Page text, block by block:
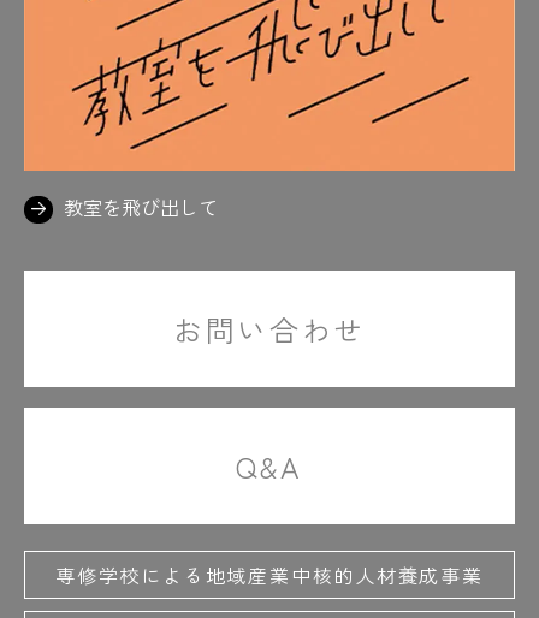
教室を飛び出して
お問い合わせ
Q&A
専修学校による地域産業中核的人材養成事業